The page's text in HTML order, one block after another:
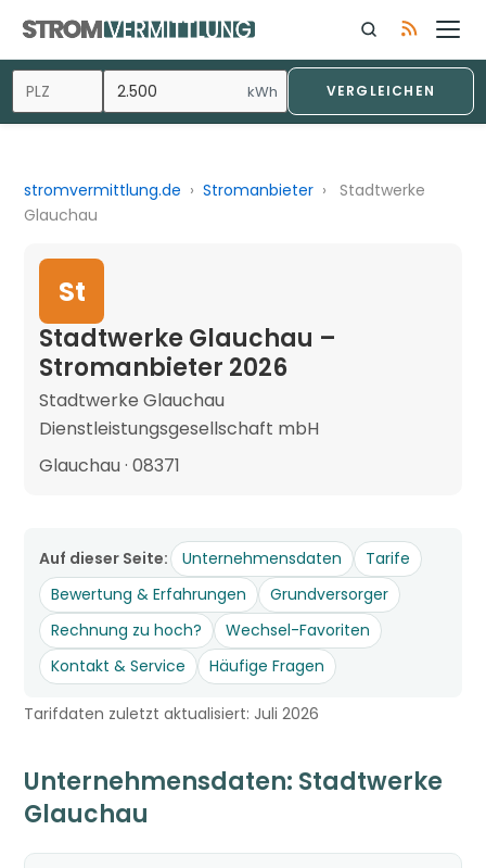
kWh VERGLEICHEN
stromvermittlung.de › Stromanbieter ›
Stadtwerke
Glauchau
St
Stadtwerke Glauchau –
Stromanbieter 2026
Stadtwerke Glauchau
Dienstleistungsgesellschaft mbH
Glauchau · 08371
Auf dieser Seite: Unternehmensdaten
Tarife
Bewertung & Erfahrungen
Grundversorger
Rechnung zu hoch?
Wechsel-Favoriten
Kontakt & Service
Häufige Fragen
Tarifdaten zuletzt aktualisiert: Juli 2026
Unternehmensdaten: Stadtwerke
Glauchau